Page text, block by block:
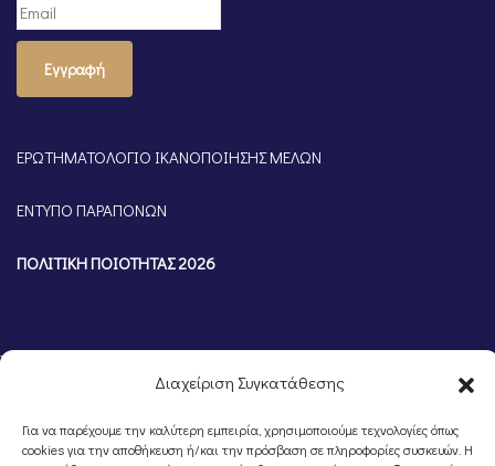
Διαχείριση Συγκατάθεσης
Για να παρέχουμε την καλύτερη εμπειρία, χρησιμοποιούμε τεχνολογίες όπως
cookies για την αποθήκευση ή/και την πρόσβαση σε πληροφορίες συσκευών. Η
Εγγραφή
ΕΡΩΤΗΜΑΤΟΛΟΓΙΟ ΙΚΑΝΟΠΟΙΗΣΗΣ ΜΕΛΩΝ
ΕΝΤΥΠΟ ΠΑΡΑΠΟΝΩΝ
ΠΟΛΙΤΙΚΗ ΠΟΙΟΤΗΤΑΣ 2026